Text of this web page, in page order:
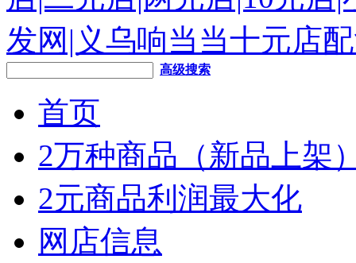
高级搜索
首页
2万种商品（新品上架
2元商品利润最大化
网店信息